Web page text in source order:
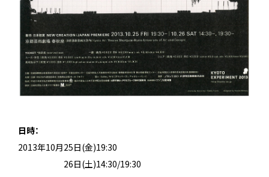
日時：
2013年10月25日(金)19:30
26日(土)14:30/19:30